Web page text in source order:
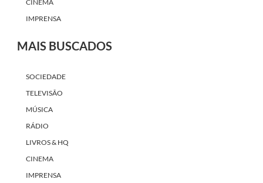
CINEMA
IMPRENSA
MAIS BUSCADOS
SOCIEDADE
TELEVISÃO
MÚSICA
RÁDIO
LIVROS & HQ
CINEMA
IMPRENSA